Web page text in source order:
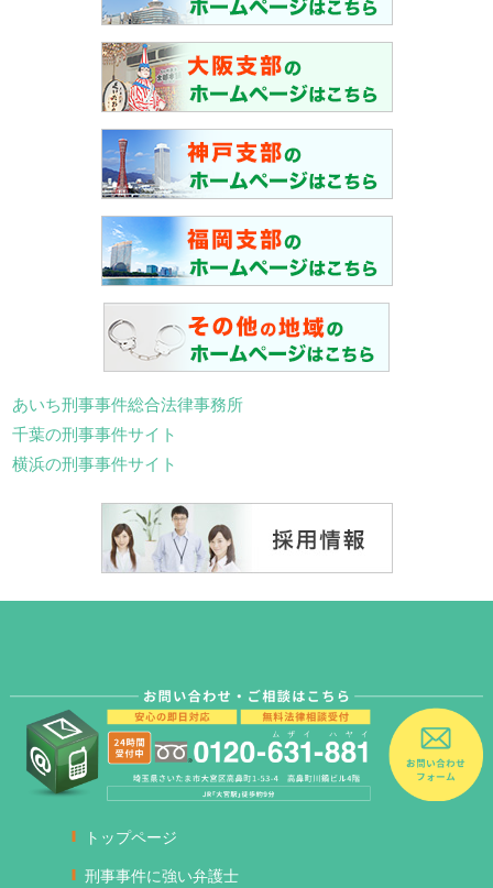
あいち刑事事件総合法律事務所
千葉の刑事事件サイト
横浜の刑事事件サイト
トップページ
刑事事件に強い弁護士